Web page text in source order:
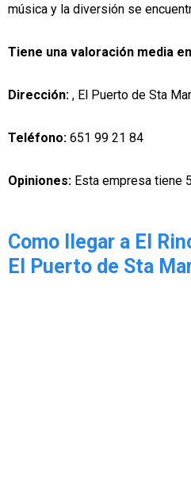
música y la diversión se
Tiene una valoración media
Dirección: , El Puerto de Sta
Teléfono: 651 99 21 84
Opiniones: Esta empresa tiene
Como llegar a El
El Puerto de Sta